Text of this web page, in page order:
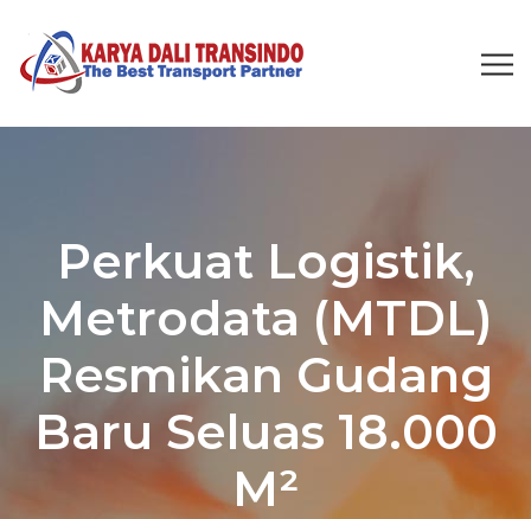
Perkuat Logistik,
Metrodata (MTDL)
Resmikan Gudang
Baru Seluas 18.000
M²